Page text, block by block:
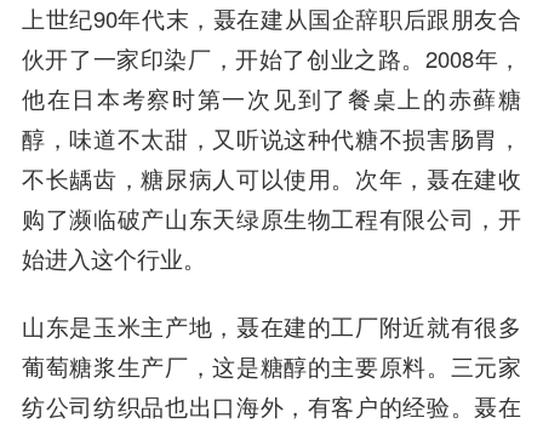
上世纪90年代末，聂在建从国企辞职后跟朋友合
伙开了一家印染厂，开始了创业之路。2008年，
他在日本考察时第一次见到了餐桌上的赤藓糖
醇，味道不太甜，又听说这种代糖不损害肠胃，
不长龋齿，糖尿病人可以使用。次年，聂在建收
购了濒临破产山东天绿原生物工程有限公司，开
始进入这个行业。
山东是玉米主产地，聂在建的工厂附近就有很多
葡萄糖浆生产厂，这是糖醇的主要原料。三元家
纺公司纺织品也出口海外，有客户的经验。聂在